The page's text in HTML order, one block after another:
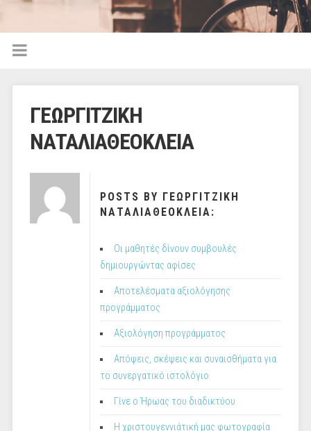
ΓΕΩΡΓΙΤΖΙΚΗ
ΝΑΤΑΛΙΑΘΕΟΚΛΕΙΑ
POSTS BY ΓΕΩΡΓΙΤΖΙΚΗ
ΝΑΤΑΛΙΑΘΕΟΚΛΕΙΑ:
Οι μαθητές δίνουν συμβουλές
δημιουργώντας αφίσες
Αποτελέσματα αξιολόγησης
προγράμματος
Αξιολόγηση προγράμματος
Απόψεις, σκέψεις και συναισθήματα για
το συνεργατικό ιστολόγιο
Γίνε ο Ήρωας του διαδικτύου
Η χριστουγεννιάτική μας φωτογραφία